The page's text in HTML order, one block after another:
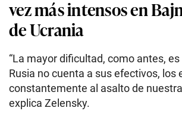
vez más intensos en
de Ucrania
“La mayor dificultad, como antes,
Rusia no cuenta a sus efectivos, los
constantemente al asalto de
explica Zelensky.